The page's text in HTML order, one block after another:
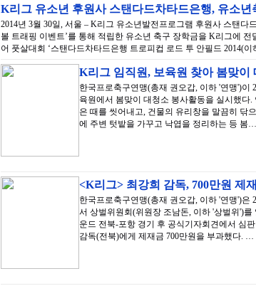
K리그 유소년 후원사 스탠다드차타드은행, 유소
2014년 3월 30일, 서울 – K리그 유소년발전프로그램 후원사 스탠다
볼 트래핑 이벤트’를 통해 적립한 유소년 축구 장학금을 K리그에
어 풋살대회 ‘스탠다드차타드은행 트로피컵 로드 투 안필드 2014(
K리그 임직원, 보육원 찾아 봄맞이
한국프로축구연맹(총재 권오갑, 이하 '연맹')이
육원에서 봄맞이 대청소 봉사활동을 실시했다
은 때를 씻어내고, 건물의 유리창을 말끔히 닦
에 주변 텃밭을 가꾸고 낙엽을 정리하는 등 봄…
<K리그> 최강희 감독, 700만원 제
한국프로축구연맹(총재 권오갑, 이하 '연맹')은
서 상벌위원회(위원장 조남돈, 이하 '상벌위')를
운드 전북-포항 경기 후 공식기자회견에서 심
감독(전북)에게 제재금 700만원을 부과했다. …